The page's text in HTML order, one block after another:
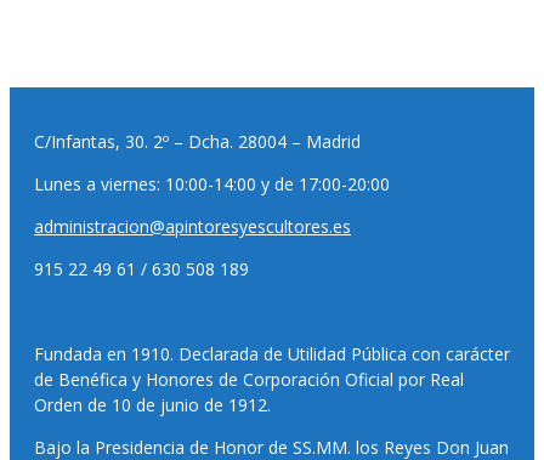
C/Infantas, 30. 2º – Dcha. 28004 – Madrid
Lunes a viernes: 10:00-14:00 y de 17:00-20:00
administracion@apintoresyescultores.es
915 22 49 61 / 630 508 189
Fundada en 1910. Declarada de Utilidad Pública con carácter
de Benéfica y Honores de Corporación Oficial por Real
Orden de 10 de junio de 1912.
Bajo la Presidencia de Honor de SS.MM. los Reyes Don Juan